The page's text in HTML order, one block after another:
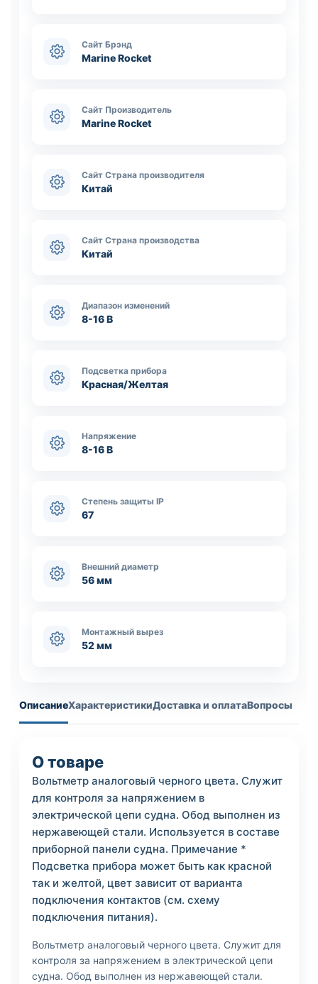
Сайт Брэнд
Marine Rocket
Сайт Производитель
Marine Rocket
Сайт Страна производителя
Китай
Сайт Страна производства
Китай
Диапазон изменений
8-16 В
Подсветка прибора
Красная/Желтая
Напряжение
8-16 В
Степень защиты IP
67
Внешний диаметр
56 мм
Монтажный вырез
52 мм
ОписаниеХарактеристикиДоставка и оплатаВопросы
О товаре
Вольтметр аналоговый черного цвета. Служит
для контроля за напряжением в
электрической цепи судна. Обод выполнен из
нержавеющей стали. Используется в составе
приборной панели судна. Примечание *
Подсветка прибора может быть как красной
так и желтой, цвет зависит от варианта
подключения контактов (см. схему
подключения питания).
Вольтметр аналоговый черного цвета. Служит для
контроля за напряжением в электрической цепи
судна. Обод выполнен из нержавеющей стали.